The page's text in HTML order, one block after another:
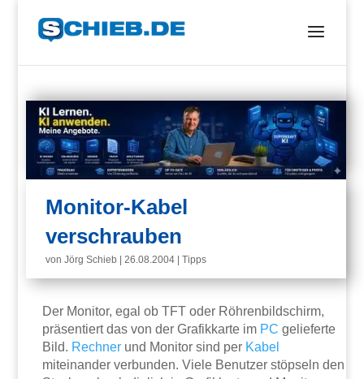
Monitor-Kabel
verschrauben
vonJörg Schieb |26.08.2004 |Tipps
Der Monitor, egal ob TFT oder Röhrenbildschirm,
präsentiert das von der Grafikkarte im PC gelieferte
Bild. Rechner und Monitor sind per Kabel
miteinander verbunden. Viele Benutzer stöpseln den